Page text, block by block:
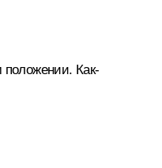
положении. Как-